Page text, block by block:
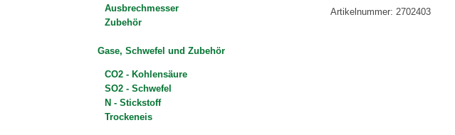
Ausbrechmesser
Zubehör
Gase, Schwefel und Zubehör
CO2 - Kohlensäure
SO2 - Schwefel
N - Stickstoff
Trockeneis
Artikelnummer: 2702403